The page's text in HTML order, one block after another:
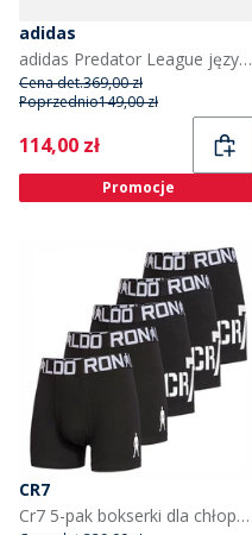
adidas
adidas Predator League język SG miękkie podłoże buty piłkarskie dla dzieci kolor Core Black/Grey Four/Lucid Red
Cena det.369,00 zł
Poprzednio149,00 zł
Current
114,00 zł
Promocje
CR7
Cr7 5-pak bokserki dla chłopca kolor czarny